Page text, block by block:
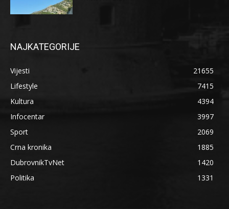
NAJKATEGORIJE
Vijesti
21655
Lifestyle
7415
Kultura
4394
Infocentar
3997
Sport
2069
Crna kronika
1885
DubrovnikTvNet
1420
Politika
1331